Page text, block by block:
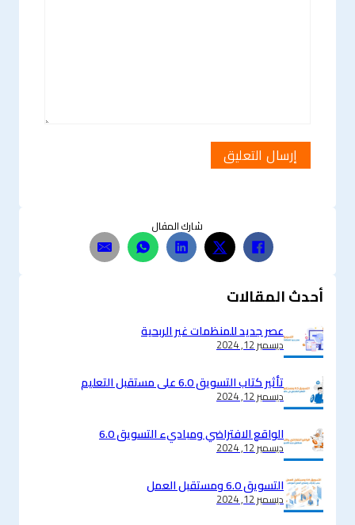
شارك المقال
أحدث المقالات
عصر جديد للمنظمات غير الربحية
ديسمبر 12, 2024
تأثير كتاب التسويق 6.0 على مستقبل التعليم
ديسمبر 12, 2024
الواقع الافتراضي ومباديء التسويق 6.0
ديسمبر 12, 2024
التسويق 6.0 ومستقبل العمل
ديسمبر 12, 2024